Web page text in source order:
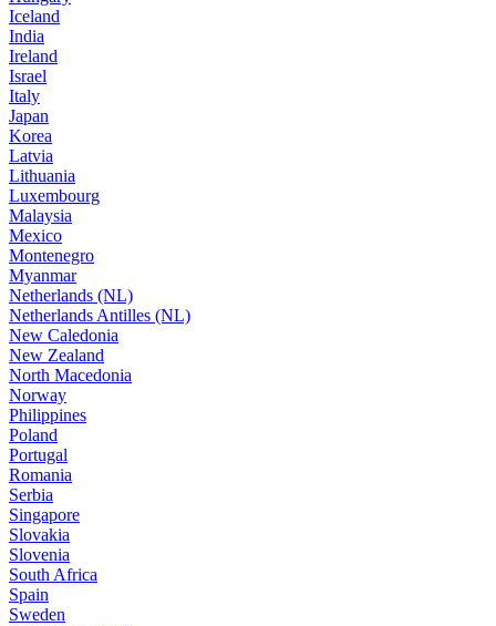
Iceland
India
Ireland
Israel
Italy
Japan
Korea
Latvia
Lithuania
Luxembourg
Malaysia
Mexico
Montenegro
Myanmar
Netherlands (NL)
Netherlands Antilles (NL)
New Caledonia
New Zealand
North Macedonia
Norway
Philippines
Poland
Portugal
Romania
Serbia
Singapore
Slovakia
Slovenia
South Africa
Spain
Sweden